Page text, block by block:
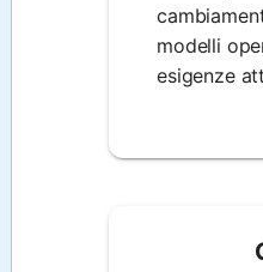
modelli
esigenze